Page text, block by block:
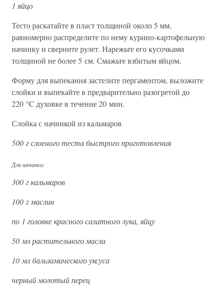
1 яйцо
Тесто раскатайте в пласт толщиной около 5 мм,
равномерно распределите по нему курино-картофельную
начинку и сверните рулет. Нарежьте его кусочками
толщиной не более 5 см. Смажьте взбитым яйцом.
Форму для выпекания застелите пергаментом, выложите
слойки и выпекайте в предварительно разогретой до
220 °C духовке в течение 20 мин.
Слойка с начинкой из кальмаров
500 г слоеного теста быстрого приготовления
Для начинки:
300 г кальмаров
100 г маслин
по 1 головке красного салатного лука, яйцу
50 мл растительного масла
10 мл бальзамического уксуса
черный молотый перец